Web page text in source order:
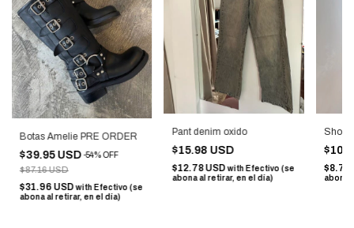
Botas Amelie PRE ORDER
$39.95 USD-54%OFF
$87.16 USD
$31.96 USDwith Efectivo (se
abona al retirar, en el día)
Pant denim oxido
$15.98 USD
$12.78 USDwith Efectivo (se
abona al retirar, en el día)
Short
$8.72
abona